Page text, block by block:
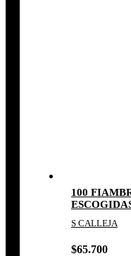
100
S CALLEJA
$65.700